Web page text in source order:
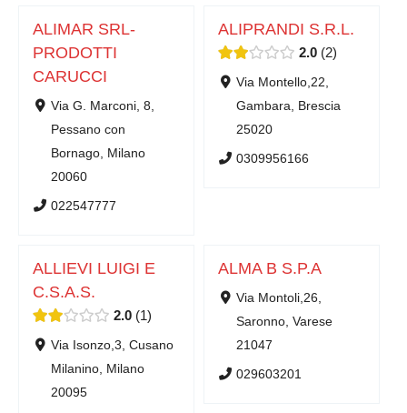
ALIMAR SRL-
PRODOTTI
CARUCCI
Via G. Marconi, 8,
Pessano con
Bornago, Milano
20060
022547777
ALIPRANDI S.R.L.
2.0 2
Via Montello,22,
Gambara, Brescia
25020
0309956166
ALLIEVI LUIGI E
C.S.A.S.
2.0 1
Via Isonzo,3, Cusano
Milanino, Milano
20095
ALMA B S.P.A
Via Montoli,26,
Saronno, Varese
21047
029603201